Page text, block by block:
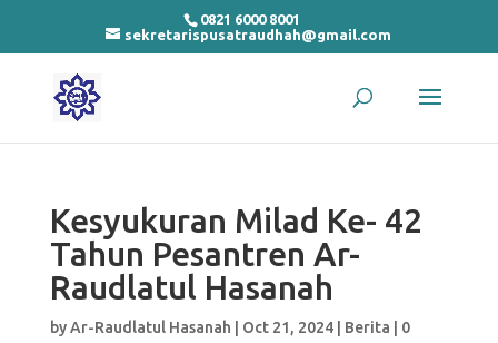
0821 6000 8001
sekretarispusatraudhah@gmail.com
Kesyukuran Milad Ke- 42
Tahun Pesantren Ar-
Raudlatul Hasanah
byAr-Raudlatul Hasanah Oct 21, 2024| Berita
0